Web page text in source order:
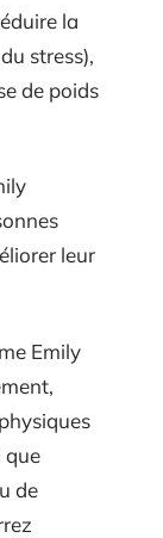
la
stress),
de poids
leur
Emily
que
de